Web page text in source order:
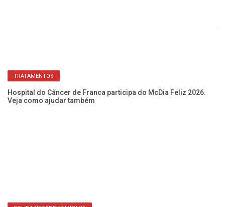
TRATAMENTOS
Hospital do Câncer de Franca participa do McDia Feliz 2026.
Veja como ajudar também